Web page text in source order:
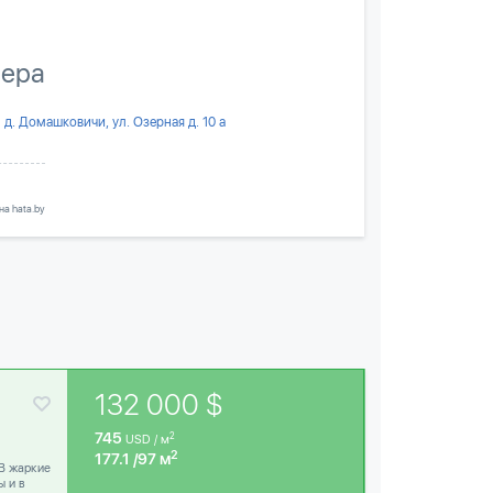
Домашковичи, ул. Озерная д. 10 а
hata.by
жаркие
и в
132 000 $
745 USD / м2
177.1 /97 м2